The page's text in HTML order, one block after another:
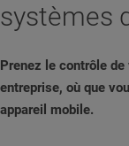
systèmes
Prenez le contrôle
entreprise, où que
appareil mobile.